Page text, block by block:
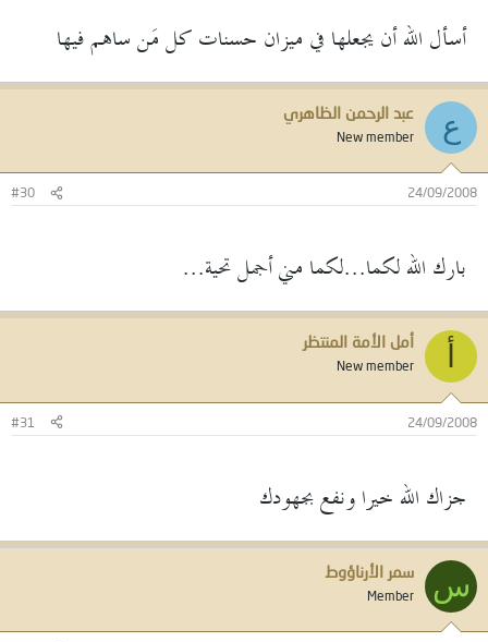
أسأل الله أن يجعلها في ميزان حسنات كل مَن ساهم فيها
ع عبد الرحمن الظاهري
New member
24/09/2008
#30
بارك الله لكما...لكما مني أجمل تحية...
أمل الأمة المنتظر
New member
24/09/2008
#31
جزاك الله خيرا ونفع بجهودك
س سمر الأرناؤوط
Member